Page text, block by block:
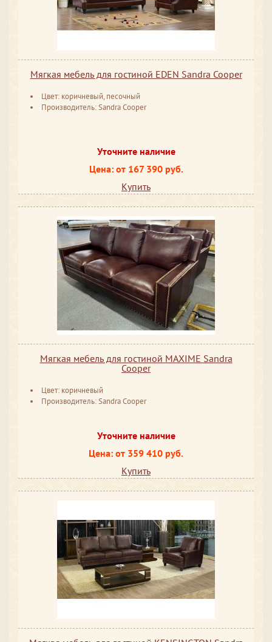
Мягкая мебель для гостиной EDEN Sandra Cooper
Цвет: коричневый, песочный
Производитель: Sandra Cooper
Уточните наличие
Цена: от 167 390 руб.
Купить
Мягкая мебель для гостиной MAXIME Sandra
Cooper
Цвет: коричневый
Производитель: Sandra Cooper
Уточните наличие
Цена: от 359 410 руб.
Купить